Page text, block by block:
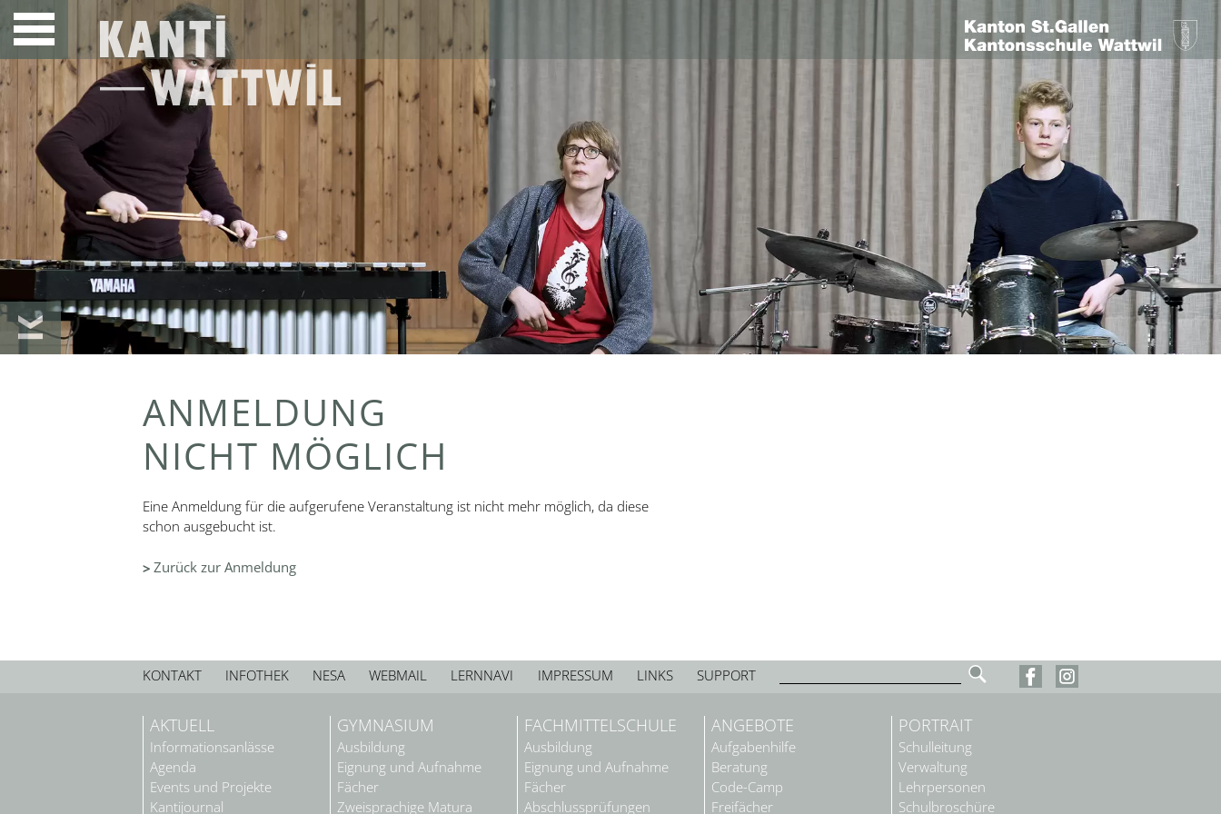
ANMELDUNG
NICHT MÖGLICH
Eine Anmeldung für die aufgerufene Veranstaltung ist nicht mehr möglich, da diese
schon ausgebucht ist.
Zurück zur Anmeldung
KONTAKT INFOTHEK NESA WEBMAIL LERNNAVI IMPRESSUM LINKS SUPPORT
AKTUELL
Informationsanlässe
Agenda
Events und Projekte
Kantijournal
GYMNASIUM
Ausbildung
Eignung und Aufnahme
Fächer
Zweisprachige Matura
FACHMITTELSCHULE
Ausbildung
Eignung und Aufnahme
Fächer
Abschlussprüfungen
ANGEBOTE
Aufgabenhilfe
Beratung
Code-Camp
Freifächer
PORTRAIT
Schulleitung
Verwaltung
Lehrpersonen
Schulbroschüre